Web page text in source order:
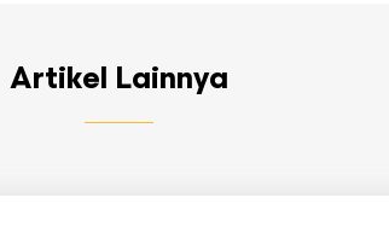
Artikel Lainnya